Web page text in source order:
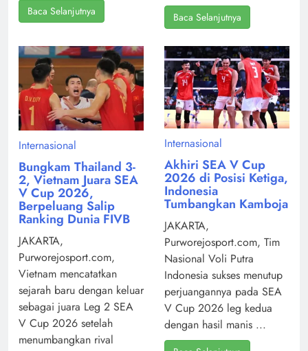
Baca Selanjutnya Baca Selanjutnya
Internasional
Bungkam Thailand 3-
2, Vietnam Juara SEA
V Cup 2026,
Berpeluang Salip
Ranking Dunia FIVB
JAKARTA,
Purworejosport.com,
Vietnam mencatatkan
sejarah baru dengan keluar
sebagai juara Leg 2 SEA
V Cup 2026 setelah
menumbangkan rival
Internasional
Akhiri SEA V Cup
2026 di Posisi Ketiga,
Indonesia
Tumbangkan Kamboja
JAKARTA,
Purworejosport.com, Tim
Nasional Voli Putra
Indonesia sukses menutup
perjuangannya pada SEA
V Cup 2026 leg kedua
dengan hasil manis ...